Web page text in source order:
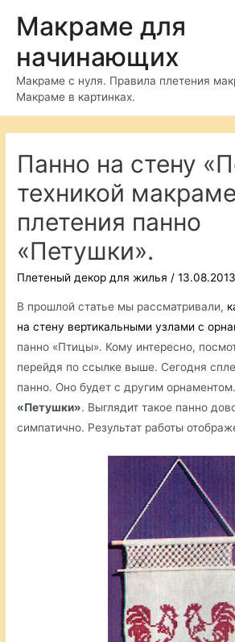
содержимому
Макраме для
начинающих
Макраме с нуля. Правила плетения
Макраме в картинках.
Панно на стену
техникой
плетения панно
«Петушки».
Плетеный декор для жилья /13.08.2013
В прошлой статье мы рассматривали,
на стену вертикальными узлами с
панно «Птицы». Кому интересно,
перейдя по ссылке выше. Сегодня
панно. Оно будет с другим
«Петушки». Выглядит такое панно
симпатично. Результат работы